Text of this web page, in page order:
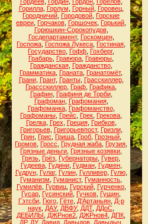
Горилла, Горлум Горный, Горовец,
Городничий Городовой Горские
евреи Горчаков Горшочек Горький
Горюшкин-Сорокопудов,
Госдепартамент, Госкомцен,
Госпожа Госпожа Лукеса Гостиная
Государство Гофф Гохберг,
Грабарь Гравюра Гравюры
Гражданская, Гражданство,
Грамматика Граната Гранатомёт,
Грани, Грант, Гранты, Грасскиллер,
Грассскиллер Граф Графика
Графин, Графиня де Торби,
Графоман, Графомания,
Графоманка, Графоманство,
Графоманы Грейс Грек Грекова
Грелка, Грех Греция, Грибков,
Григорьев, Григорьевпост, Гризли,
Грин Грис Гриша Гроб Грозный
Громов Гросс Грудная жаба Грузия
Грязные деньги Грязные козявки
Грязь Грёз Губернаторы Гувер
Гудеева, Гудини, Гудман, Гудмен,
Гудрун, Гулаг, Гулин, Гулливер, Гулю,
Гуманизм
Гуманист, Гуманность
Гумилёв, Гурвиц, Гурский, Гурченко,
Гусар Гусинский Гучков Гущин
Гэтсби, Гюго, Гёте, Д'Артаньян, Д-р
наук ДАУ, ДВФУ, ДДТ, ДДоС
ДЕБИЛЫ
ДЖРнов2 ДЖРнов4 ДПК
ДР, ДУ, Давид, Давыдов, Давыдыч